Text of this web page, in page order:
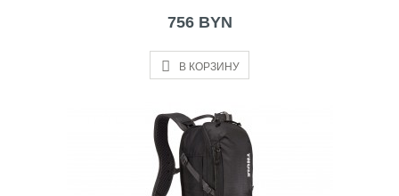
756 BYN
В КОРЗИНУ